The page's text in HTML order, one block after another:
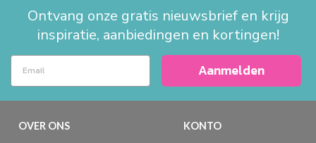
Ontvang onze gratis nieuwsbrief en krijg
inspiratie, aanbiedingen en kortingen!
Aanmelden
OVER ONS KONTO